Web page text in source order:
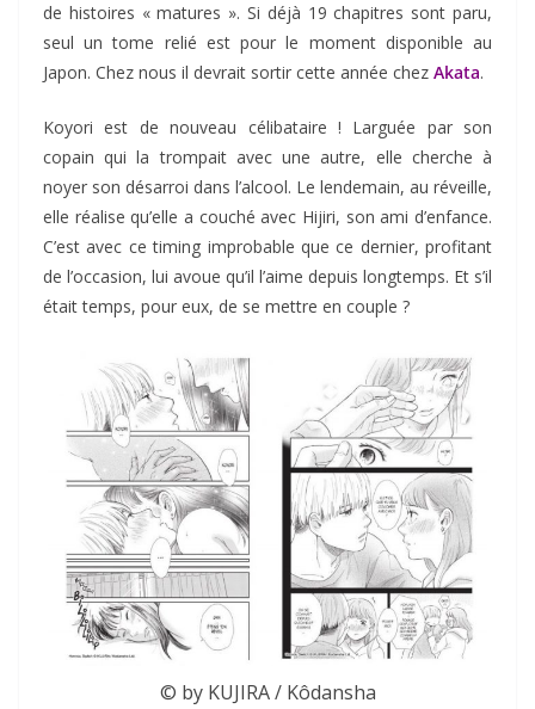
de histoires « matures ». Si déjà 19 chapitres sont paru,
seul un tome relié est pour le moment disponible au
Japon. Chez nous il devrait sortir cette année chez Akata.
Koyori est de nouveau célibataire ! Larguée par son
copain qui la trompait avec une autre, elle cherche à
noyer son désarroi dans l’alcool. Le lendemain, au réveille,
elle réalise qu’elle a couché avec Hijiri, son ami d’enfance.
C’est avec ce timing improbable que ce dernier, profitant
de l’occasion, lui avoue qu’il l’aime depuis longtemps. Et s’il
était temps, pour eux, de se mettre en couple ?
© by KUJIRA / Kôdansha